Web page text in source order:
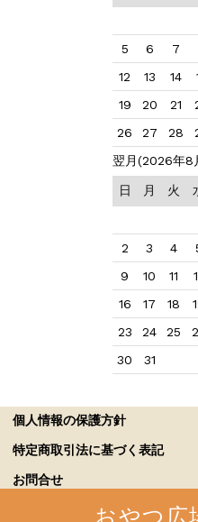
5
6 7
12
13 14
19
20 21
26
27 28
翌月(2026年8
日 月 火
2
3 4
9
10 11
16
17 18
23
24 25
30
31
個人情報の保護方針
特定商取引法に基づく表記
お問合せ